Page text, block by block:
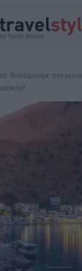
Βολτάρουμε στο